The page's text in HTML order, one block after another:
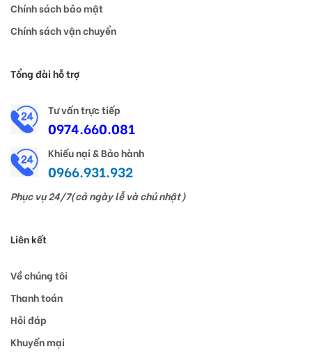
Chính sách bảo mật
Chính sách vận chuyển
Tổng đài hỗ trợ
Tư vấn trực tiếp
0974.660.081
Khiếu nại & Bảo hành
0966.931.932
Phục vụ 24/7(cả ngày lễ và chủ nhật)
Liên kết
Về chúng tôi
Thanh toán
Hỏi đáp
Khuyến mại